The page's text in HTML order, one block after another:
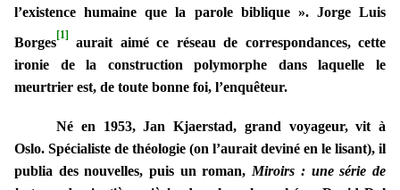
l’existence humaine que la parole biblique ». Jorge Luis
Borges[1]
aurait aimé ce réseau de correspondances, cette
ironie de la construction polymorphe dans laquelle le
meurtrier est, de toute bonne foi, l’enquêteur.
Né en 1953, Jan Kjaerstad, grand voyageur, vit à
Oslo. Spécialiste de théologie (on l’aurait deviné en le lisant), il
publia des nouvelles, puis un roman, Miroirs : une série de